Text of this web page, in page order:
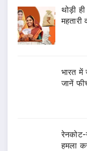
थोड़ी
भारत में
जानें
रेनकोट-
हमला